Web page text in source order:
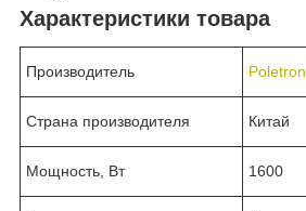
Характеристики товара
Производитель Poletron
Страна производителя Китай
Мощность, Вт 1600